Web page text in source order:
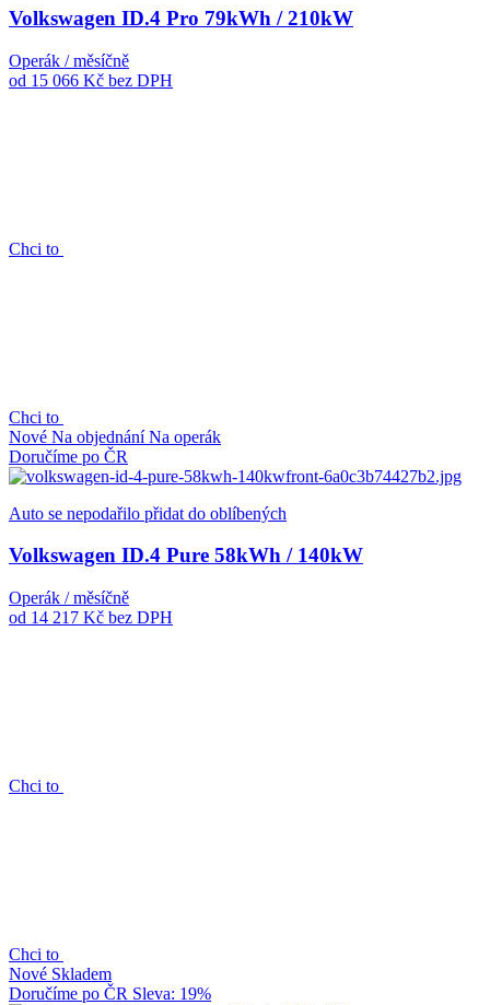
Volkswagen ID.4 Pro 79kWh / 210kW
Operák / měsíčně
od 15 066 Kč bez DPH
Chci to
Chci to
Nové Na objednáníNa operák
Doručíme po ČR
Auto se nepodařilo přidat do oblíbených
Volkswagen ID.4 Pure 58kWh / 140kW
Operák / měsíčně
od 14 217 Kč bez DPH
Chci to
Chci to
Nové Skladem
Doručíme po ČR Sleva: 19%